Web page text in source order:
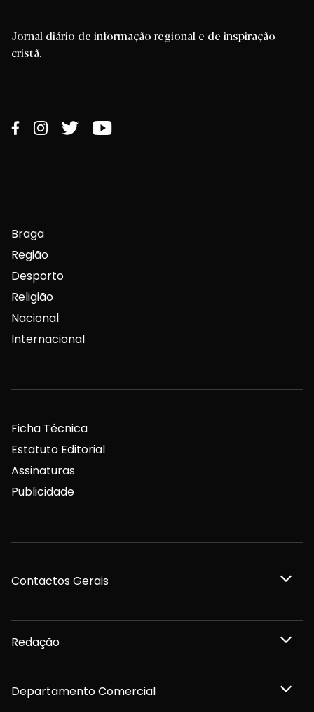
Jornal diário de informação regional e de inspiração
cristã.
Braga
Região
Desporto
Religião
Nacional
Internacional
Ficha Técnica
Estatuto Editorial
Assinaturas
Publicidade
Contactos Gerais
Redação
Departamento Comercial